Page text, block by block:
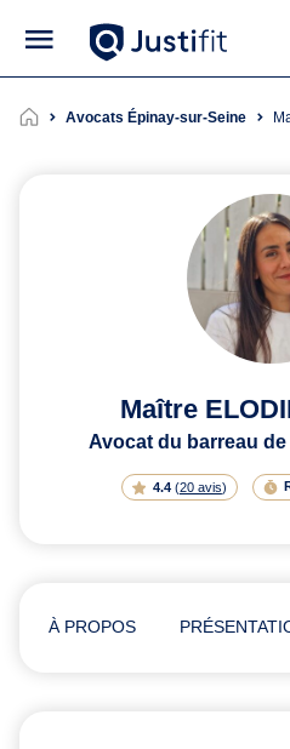
Avocats Épinay-sur-Seine
Maître
Avocat du barreau
4.4 (20 avis)
À PROPOS